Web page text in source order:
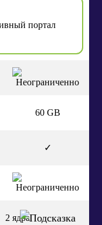
портал
60 GB
✓
2 ядра